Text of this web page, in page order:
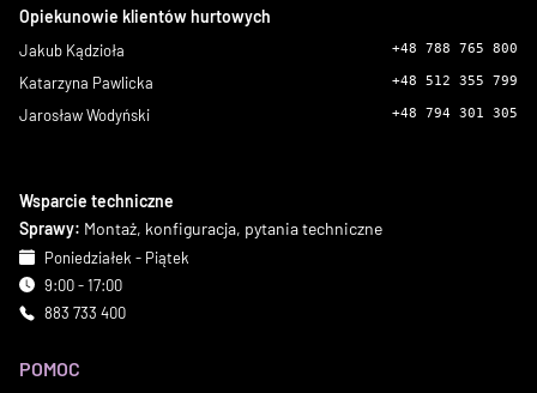
Opiekunowie klientów hurtowych
Jakub Kądzioła +48 788 765 800
Katarzyna Pawlicka +48 512 355 799
Jarosław Wodyński +48 794 301 305
Wsparcie techniczne
Sprawy: Montaż, konfiguracja, pytania techniczne
Poniedziałek - Piątek
9:00 - 17:00
883 733 400
POMOC